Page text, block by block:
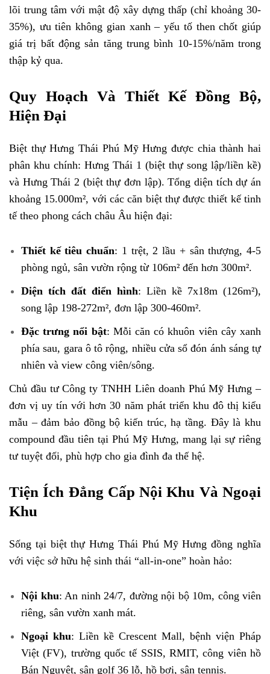
lõi trung tâm với mật độ xây dựng thấp (chỉ khoảng 30-
35%), ưu tiên không gian xanh – yếu tố then chốt giúp
giá trị bất động sản tăng trung bình 10-15%/năm trong
thập kỷ qua.
Quy Hoạch Và Thiết Kế Đồng Bộ,
Hiện Đại
Biệt thự Hưng Thái Phú Mỹ Hưng được chia thành hai
phân khu chính: Hưng Thái 1 (biệt thự song lập/liền kề)
và Hưng Thái 2 (biệt thự đơn lập). Tổng diện tích dự án
khoảng 15.000m², với các căn biệt thự được thiết kế tinh
tế theo phong cách châu Âu hiện đại:
Thiết kế tiêu chuẩn: 1 trệt, 2 lầu + sân thượng, 4-5
phòng ngủ, sân vườn rộng từ 106m² đến hơn 300m².
Diện tích đất điển hình: Liền kề 7x18m (126m²),
song lập 198-272m², đơn lập 300-460m².
Đặc trưng nổi bật: Mỗi căn có khuôn viên cây xanh
phía sau, gara ô tô rộng, nhiều cửa sổ đón ánh sáng tự
nhiên và view công viên/sông.
Chủ đầu tư Công ty TNHH Liên doanh Phú Mỹ Hưng –
đơn vị uy tín với hơn 30 năm phát triển khu đô thị kiểu
mẫu – đảm bảo đồng bộ kiến trúc, hạ tầng. Đây là khu
compound đầu tiên tại Phú Mỹ Hưng, mang lại sự riêng
tư tuyệt đối, phù hợp cho gia đình đa thế hệ.
Tiện Ích Đẳng Cấp Nội Khu Và Ngoại
Khu
Sống tại biệt thự Hưng Thái Phú Mỹ Hưng đồng nghĩa
với việc sở hữu hệ sinh thái “all-in-one” hoàn hảo:
Nội khu: An ninh 24/7, đường nội bộ 10m, công viên
riêng, sân vườn xanh mát.
Ngoại khu: Liền kề Crescent Mall, bệnh viện Pháp
Việt (FV), trường quốc tế SSIS, RMIT, công viên hồ
Bán Nguyệt, sân golf 36 lỗ, hồ bơi, sân tennis.